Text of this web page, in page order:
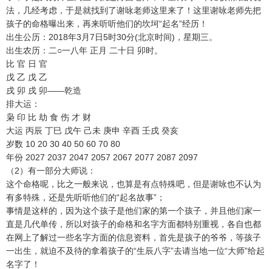
法，几经考虑，于是就找到了谢咏老师这里来了！这里谢咏老师先把
孩子的命格曝出来，再来听听他们的坎坷“起名”经历！
出生公历：2018年3月7日5时30分(北京时间)，星期三。
出生农历：二○一八年 正月 二十日 卯时。
比 官 日 官
戊 乙 戊 乙
戌 卯 戌 卯——乾造
排大运：
枭 印 比 劫 食 伤 才 财
大运 丙辰 丁巳 戊午 己未 庚申 辛酉 壬戌 癸亥
岁数 10 20 30 40 50 60 70 80
年份 2027 2037 2047 2057 2067 2077 2087 2097
（2）有一部分大师说：
这个命格呢，比之一般来说，也算是有点特殊吧，但是谢咏也不认为
有多特殊，还是先听听他们的“起名故事”；
事情是这样的，因为这个孩子是他们家的第一个孩子，并且他们家一
直是几代单传，所以对孩子的命格和名字方面都特别重视，各自也都
在网上了解过一些名字方面的信息资料，首先是孩子的爷爷，等孩子
一出生，就迫不及待的拿着孩子的“生辰八字”去请当地一位“大师”给起
名字了！